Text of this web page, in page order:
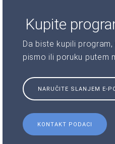
Kupite
Da biste kupili
pismo ili poruku putem
NARUČITE SLANJEM E-
KONTAKT PODACI